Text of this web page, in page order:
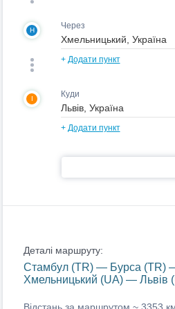
H Через
+ Додати пункт
I Куди
+ Додати пункт
Деталі маршруту:
Стамбул (TR) — Бурса (TR)
Хмельницький (UA) — Львів